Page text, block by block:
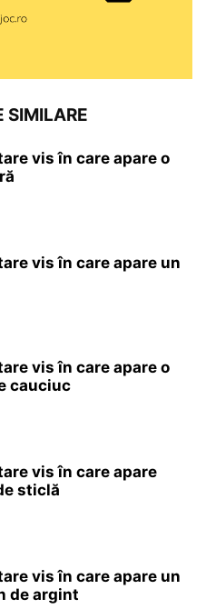
SIMILARE
vis în care apare o
vis în care apare un
vis în care apare o
cauciuc
vis în care apare
sticlă
vis în care apare un
de argint